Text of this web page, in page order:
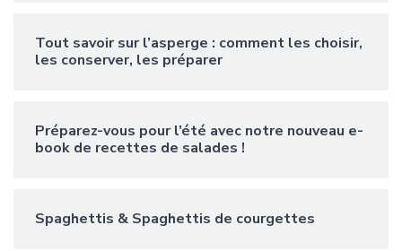
Tout savoir sur l’asperge : comment les choisir,
les conserver, les préparer
Préparez-vous pour l’été avec notre nouveau e-
book de recettes de salades !
Spaghettis & Spaghettis de courgettes